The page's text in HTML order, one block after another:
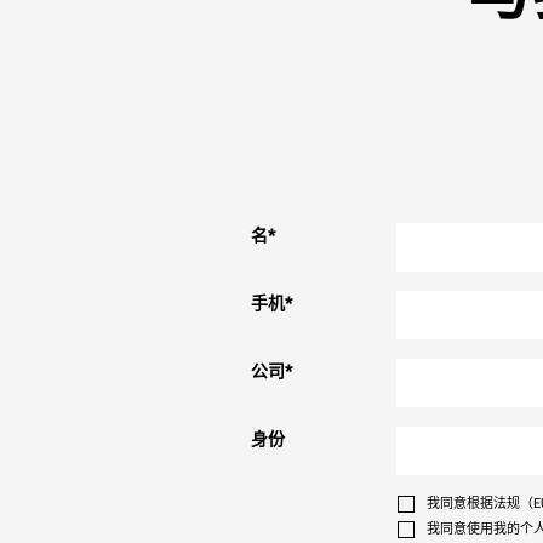
名*
手机*
公司*
身份
我同意根据法规（
我同意使用我的个